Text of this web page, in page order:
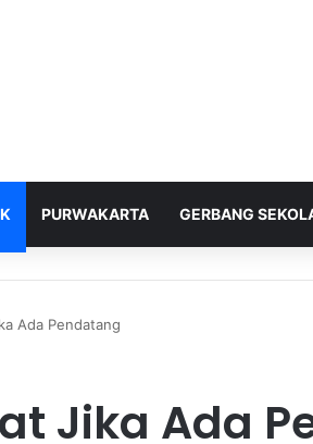
PURWAKARTA GERBANG
Ada Pendatang
Jika Ada